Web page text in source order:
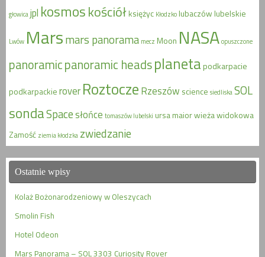
głowicajpl kosmoskościółksiężyc Kłodzkolubaczówlubelskie
Lwów Marsmars panorama mecz Moon NASAopuszczone
panoramicpanoramic headsplanetapodkarpacie
podkarpackierover Roztocze Rzeszów science siedliskaSOL
sondaSpacesłońce tomaszów lubelski ursa maiorwieża widokowa
Zamość ziemia kłodzka zwiedzanie
Ostatnie wpisy
Kolaż Bożonarodzeniowy w Oleszycach
Smolin Fish
Hotel Odeon
Mars Panorama – SOL 3303 Curiosity Rover